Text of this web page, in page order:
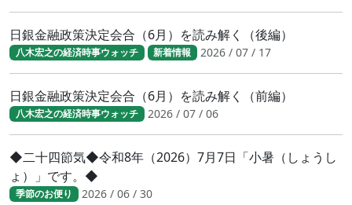
日銀金融政策決定会合（6月）を読み解く（後編）
八木宏之の経済時事ウォッチ 新着情報 2026 / 07 / 17
日銀金融政策決定会合（6月）を読み解く（前編）
八木宏之の経済時事ウォッチ 2026 / 07 / 06
◆二十四節気◆令和8年（2026）7月7日「小暑（しょうし
ょ）」です。◆
季節のお便り 2026 / 06 / 30